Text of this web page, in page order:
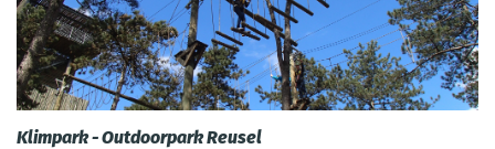
Klimpark - Outdoorpark Reusel